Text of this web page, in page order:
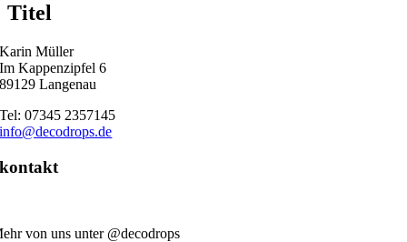
view
Titel
Karin Müller
Im Kappenzipfel 6
89129 Langenau
Tel: 07345 2357145
info@decodrops.de
kontakt
von uns unter @decodrops